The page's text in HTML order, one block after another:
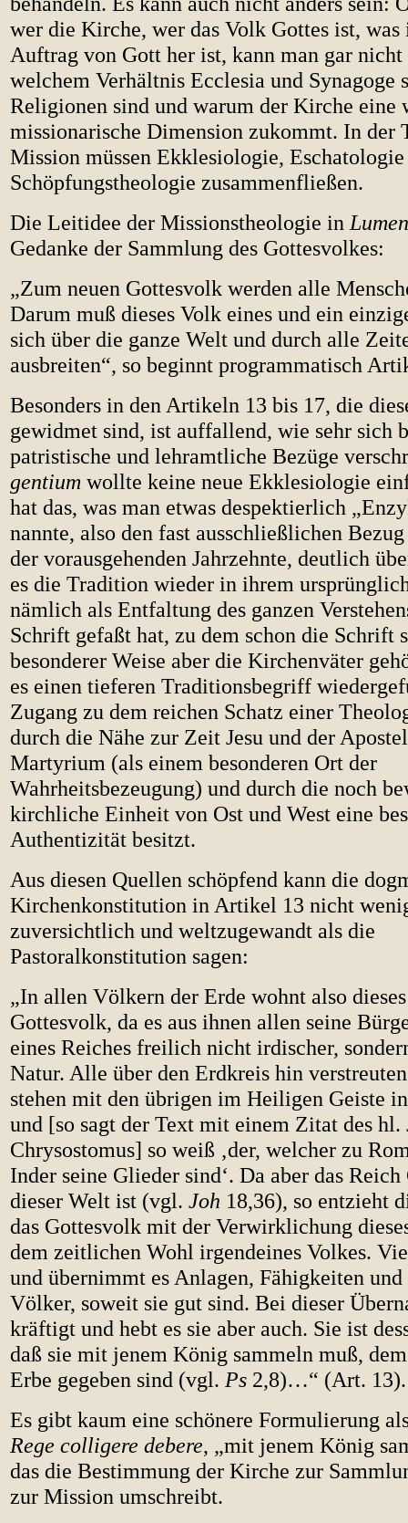
wer die Kirche, wer das Volk Gottes ist, was
Auftrag von Gott her ist, kann man gar nicht
welchem Verhältnis Ecclesia und Synagoge
Religionen sind und warum der Kirche eine
missionarische Dimension zukommt. In der
Mission müssen Ekklesiologie,
Schöpfungstheologie zusammenfließen.
Die Leitidee der Missionstheologie in
Gedanke der Sammlung des Gottesvolkes:
„Zum neuen Gottesvolk werden alle
Darum muß dieses Volk eines und ein
sich über die ganze Welt und durch alle
ausbreiten“, so beginnt programmatisch
Besonders in den Artikeln 13 bis 17, die
gewidmet sind, ist auffallend, wie sehr sich
patristische und lehramtliche Bezüge
gentium wollte keine neue Ekklesiologie
hat das, was man etwas despektierlich
nannte, also den fast ausschließlichen
der vorausgehenden Jahrzehnte, deutlich
es die Tradition wieder in ihrem
nämlich als Entfaltung des ganzen
Schrift gefaßt hat, zu dem schon die Schrift
besonderer Weise aber die Kirchenväter
es einen tieferen Traditionsbegriff
Zugang zu dem reichen Schatz einer
durch die Nähe zur Zeit Jesu und der
Martyrium (als einem besonderen Ort der
Wahrheitsbezeugung) und durch die noch
kirchliche Einheit von Ost und West eine
Authentizität besitzt.
Aus diesen Quellen schöpfend kann die
Kirchenkonstitution in Artikel 13 nicht
zuversichtlich und weltzugewandt als die
Pastoralkonstitution sagen:
„In allen Völkern der Erde wohnt also
Gottesvolk, da es aus ihnen allen seine
eines Reiches freilich nicht irdischer,
Natur. Alle über den Erdkreis hin
stehen mit den übrigen im Heiligen Geiste
und [so sagt der Text mit einem Zitat des hl.
Chrysostomus] so weiß ‚der, welcher zu
Inder seine Glieder sind‘. Da aber das
dieser Welt ist (vgl. Joh 18,36), so entzieht
das Gottesvolk mit der Verwirklichung
dem zeitlichen Wohl irgendeines Volkes.
und übernimmt es Anlagen, Fähigkeiten
Völker, soweit sie gut sind. Bei dieser
kräftigt und hebt es sie aber auch. Sie ist
daß sie mit jenem König sammeln muß,
Erbe gegeben sind (vgl. Ps 2,8)…“ (Art. 13).
Es gibt kaum eine schönere Formulierung
Rege colligere debere, „mit jenem König
das die Bestimmung der Kirche zur
zur Mission umschreibt.